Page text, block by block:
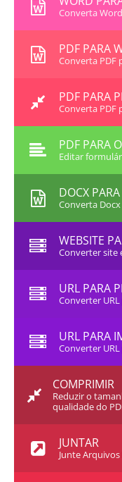
Converta
PDF PARA
Converta PDF
PDF PARA
Converta PDF
PDF PARA
Editar
DOCX
Converta
WEBSITE
Converter site
URL PARA
Converter URL
URL PARA
Converter
COMPRIMIR
Reduzir o
qualidade do
JUNTAR
Junte